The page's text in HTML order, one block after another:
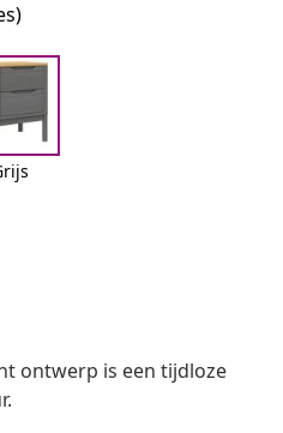
ontwerp is een tijdloze